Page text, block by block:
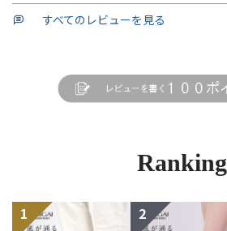
すべてのレビューを見る
Ranking